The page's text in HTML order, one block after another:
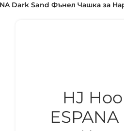
Dark Sand Фънел Чашка за
HJ